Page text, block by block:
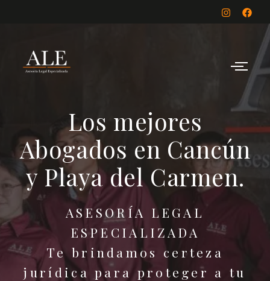
Los mejores
Abogados en Cancún
y Playa del Carmen.
ASESORÍA LEGAL
ESPECIALIZADA
Te brindamos certeza
jurídica para proteger a tu